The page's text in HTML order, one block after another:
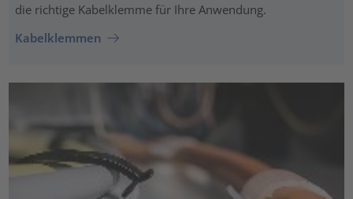
die richtige Kabelklemme für Ihre Anwendung.
Kabelklemmen